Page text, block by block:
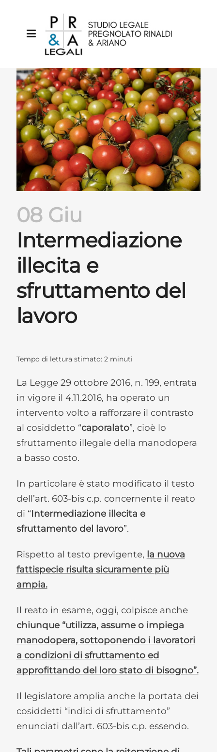
08 Giu
Intermediazione
illecita e
sfruttamento del
lavoro
Tempo di lettura stimato: 2 minuti
La Legge 29 ottobre 2016, n. 199, entrata
in vigore il 4.11.2016, ha operato un
intervento volto a rafforzare il contrasto
al cosiddetto “caporalato”, cioè lo
sfruttamento illegale della manodopera
a basso costo.
In particolare è stato modificato il testo
dell’art. 603-bis c.p. concernente il reato
di “Intermediazione illecita e
sfruttamento del lavoro”.
Rispetto al testo previgente, la nuova
fattispecie risulta sicuramente più
ampia.
Il reato in esame, oggi, colpisce anche
chiunque “utilizza, assume o impiega
manodopera, sottoponendo i lavoratori
a condizioni di sfruttamento ed
approfittando del loro stato di bisogno”.
Il legislatore amplia anche la portata dei
cosiddetti “indici di sfruttamento”
enunciati dall’art. 603-bis c.p. essendo.